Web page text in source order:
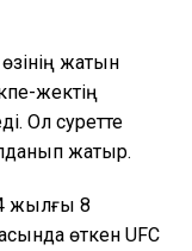
жатын
жектің
Ол суретте
жатыр.
жылғы 8
өткен UFC